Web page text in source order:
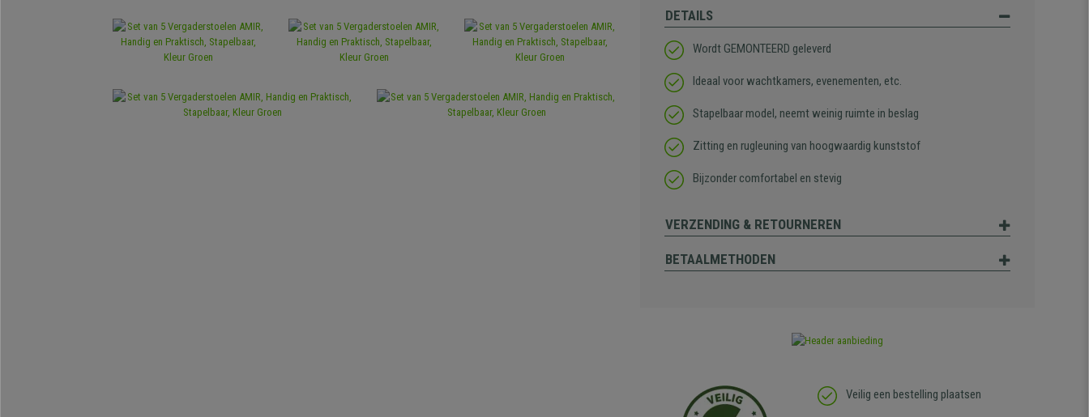
DETAILS
Wordt GEMONTEERD geleverd
Ideaal voor wachtkamers, evenementen, etc.
Stapelbaar model, neemt weinig ruimte in beslag
Zitting en rugleuning van hoogwaardig kunststof
Bijzonder comfortabel en stevig
VERZENDING & RETOURNEREN
BETAALMETHODEN
Veilig een bestelling plaatsen